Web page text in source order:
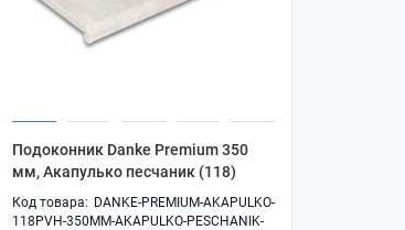
Подоконник Danke Premium 350
мм, Акапулько песчаник (118)
DANKE-PREMIUM-AKAPULKO-
118PVH-350MM-AKAPULKO-PESCHANIK-